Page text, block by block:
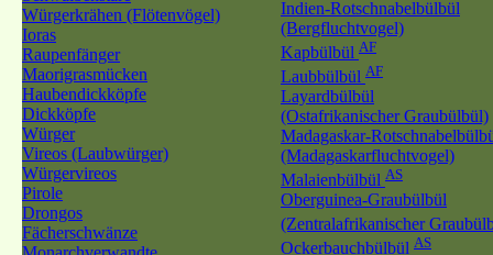
Würgerkrähen (Flötenvögel)
Ioras
Raupenfänger
Maorigrasmücken
Haubendickköpfe
Dickköpfe
Würger
Vireos (Laubwürger)
Würgervireos
Pirole
Drongos
Fächerschwänze
Indien-Rotschnabelbülbül
(Bergfluchtvogel)
Kapbülbül AF
Laubbülbül AF
Layardbülbül
(Ostafrikanischer Graubülbül)
Madagaskar-
(Madagaskarfluchtvogel)
Malaienbülbül AS
Oberguinea-Graubülbül
(Zentralafrikanischer
Ockerbauchbülbül AS